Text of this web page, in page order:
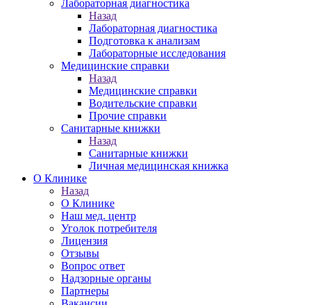
Лабораторная диагностика
Назад
Лабораторная диагностика
Подготовка к анализам
Лабораторные исследования
Медицинские справки
Назад
Медицинские справки
Водительские справки
Прочие справки
Санитарные книжки
Назад
Санитарные книжки
Личная медицинская книжка
О Клинике
Назад
О Клинике
Наш мед. центр
Уголок потребителя
Лицензия
Отзывы
Вопрос ответ
Надзорные органы
Партнеры